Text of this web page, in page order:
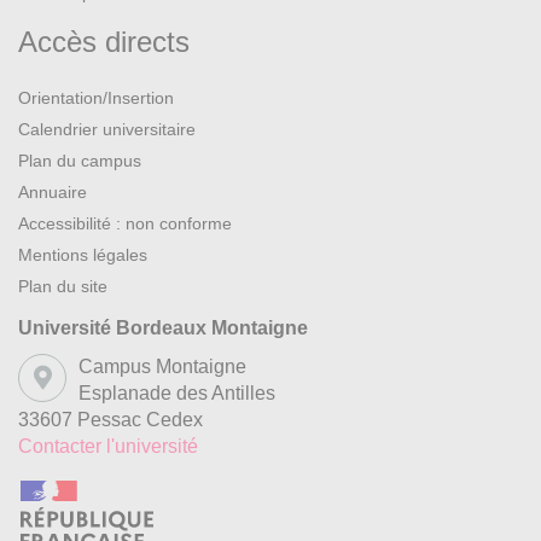
Norberg-Schulz C. L’Art du lieu. Paris: Le Moniteur, 1997.
Pouillon F. Les Pierres sauvages. Paris: Points, 2008.
Sutton I. L’Architecture occidentale. Paris: Thames &
Hudson, 2003.
Zevi B. Apprendre à voir l’architecture. Paris: Editions de
Minuit, 1959.
Zumthor P. Penser L’architecture. 3rd ed. Bâle: Birkhäuser,
2010.
Revues : Archistorm, l’Architecture d’aujourdhui, El croquis
Accès directs
Orientation/Insertion
Calendrier universitaire
Plan du campus
Annuaire
Accessibilité : non conforme
Mentions légales
Plan du site
Université Bordeaux Montaigne
Campus Montaigne
Esplanade des Antilles
33607 Pessac Cedex
Contacter l'université